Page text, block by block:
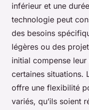
inférieur et une
technologie peut
des besoins
légères ou des
initial compense
certaines situations.
offre une flexibilité
variés, qu’ils soient